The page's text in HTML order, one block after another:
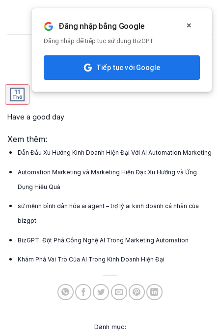
content
Testing 11/06/2025
11
Th6
Have a good day
Xem thêm:
Dẫn Đầu Xu Hướng Kinh Doanh Hiện Đại Với AI Automation Marketing
Automation Marketing và Marketing Hiện Đại: Xu Hướng và Ứng
Dụng Hiệu Quả
sứ mệnh bình dân hóa ai agent – trợ lý ai kinh doanh cá nhân của
bizgpt
BizGPT: Đột Phá Công Nghệ AI Trong Marketing Automation
Khám Phá Vai Trò Của AI Trong Kinh Doanh Hiện Đại
Danh mục:
×
Đăng nhập bằng Google
Đăng nhập để tiếp tục sử dụng BizGPT
Tiếp tục với Google